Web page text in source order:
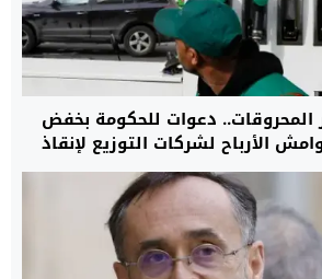
المحروقات.. دعوات للحكومة بخفض
الأرباح لشركات التوزيع لإنقاذ
القدرة الشرائية